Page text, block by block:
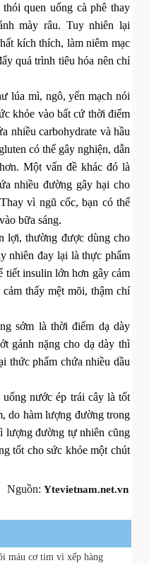
quen uống cà phê thay
mày râu. Tuy nhiên lại
kích thích, làm niêm mạc
quá trình tiêu hóa nên chỉ
lúa mì, ngô, yến mạch nói
khỏe vào bất cứ thời điểm
nhiều carbohydrate và hầu
có thể gây nghiện, dẫn
Một vấn đề khác đó là
nhiều đường gây hại cho
vì ngũ cốc, bạn có thể
bữa sáng.
lợi, thường được dùng cho
nhiên đay lại là thực phẩm
tiết insulin lớn hơn gây cảm
thấy mệt mõi, thậm chí
sớm là thời điểm dạ dày
gánh nặng cho dạ dày thì
thức phẩm chứa nhiều dầu
uống nước ép trái cây là tốt
do hàm lượng đường trong
lượng đường tự nhiên cũng
tốt cho sức khỏe một chút
Nguồn: Ytevietnam.net.vn
máu cơ tim vì xếp hàng